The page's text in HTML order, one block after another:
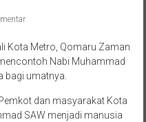
Kota Metro, Qomaru Zaman
Nabi Muhammad
bagi umatnya.
dan masyarakat Kota
SAW menjadi manusia